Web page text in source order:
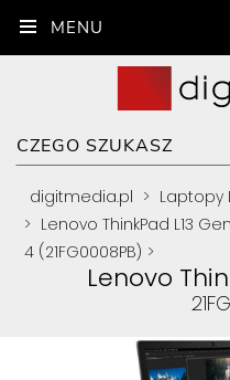
digitmedia.pl > Laptopy
> Lenovo ThinkPad L13
4 (21FG0008PB) >
Lenovo